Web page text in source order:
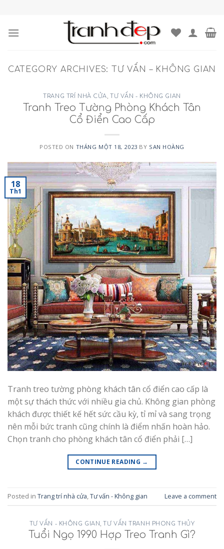
content
CATEGORY ARCHIVES: TƯ VẤN – KHÔNG GIAN
TRANG TRÍ NHÀ CỬA, TƯ VẤN - KHÔNG GIAN
Tranh Treo Tường Phòng Khách Tân
Cổ Điển Cao Cấp
POSTED ON THÁNG MỘT 18, 2023 BY SAN HOÀNG
18
Th1
Tranh treo tường phòng khách tân cổ điển cao cấp là
một sự thách thức với nhiều gia chủ. Không gian phòng
khách được thiết kế hết sức cầu kỳ, tỉ mỉ và sang trọng
nên mỗi bức tranh cũng chính là điểm nhấn hoàn hảo.
Chọn tranh cho phòng khách tân cổ điển phải […]
CONTINUE READING →
Posted in Trang trí nhà cửa,Tư vấn - Không gian Leave a comment
TƯ VẤN - KHÔNG GIAN ,TƯ VẤN TRANH PHONG THỦY
Tuổi Ngọ 1990 Hợp Treo Tranh Gì?